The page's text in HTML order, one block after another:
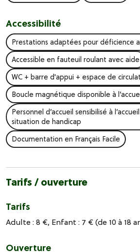
Accessibilité
Prestations adaptées pour déficience
Accessible en fauteuil roulant avec aide
WC + barre d'appui + espace de
Boucle magnétique disponible à
Personnel d’accueil sensibilisé à
situation de handicap
Documentation en Français Facile
Tarifs / ouverture
Tarifs
Adulte : 8 €, Enfant : 7 € (de 10 à 18
Ouverture